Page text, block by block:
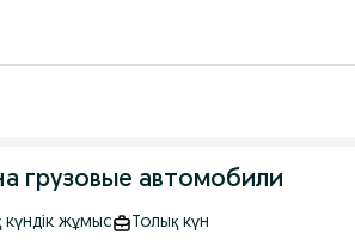
грузовые автомобили
күндік жұмыс Толық күн